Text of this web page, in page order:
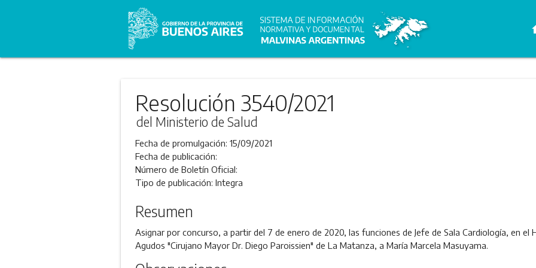
Resolución 3540/2021
del Ministerio de Salud
Fecha de promulgación: 15/09/2021
Fecha de publicación:
Número de Boletín Oficial:
Tipo de publicación: Integra
Resumen
Asignar por concurso, a partir del 7 de enero de 2020, las funciones de Jefe de Sala Cardiología, en el
Agudos "Cirujano Mayor Dr. Diego Paroissien" de La Matanza, a María Marcela Masuyama.